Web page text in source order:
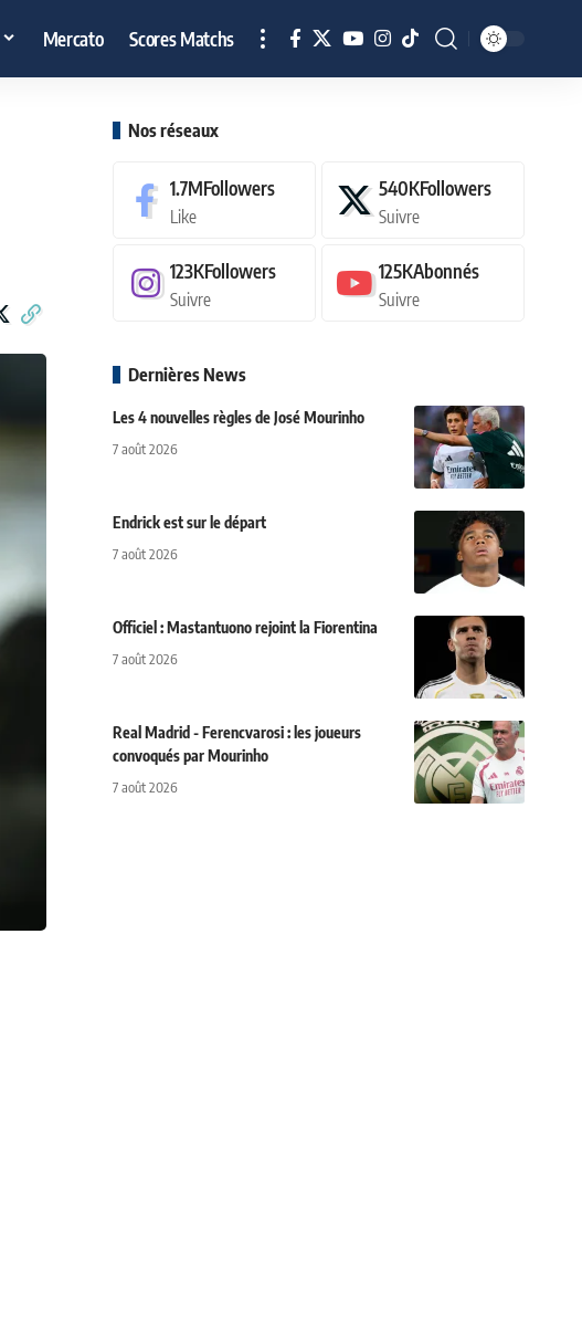
Mercato Scores Matchs
Nos réseaux
1.7MFollowers
Like
540KFollowers
Suivre
123KFollowers
Suivre
125KAbonnés
Suivre
Dernières News
Les 4 nouvelles règles de José Mourinho
7 août 2026
Endrick est sur le départ
7 août 2026
Officiel : Mastantuono rejoint la Fiorentina
7 août 2026
Real Madrid - Ferencvarosi : les joueurs
convoqués par Mourinho
7 août 2026